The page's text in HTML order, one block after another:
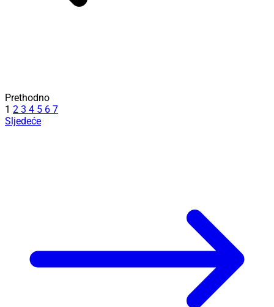
Prethodno
1 2 3 4 5 6 7
Sljedeće